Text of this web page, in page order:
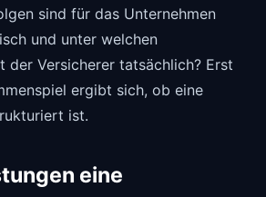
sind für das Unternehmen
und unter welchen
der Versicherer tatsächlich? Erst
ergibt sich, ob eine
ist.
eine